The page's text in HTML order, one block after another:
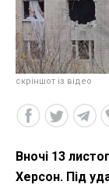
скріншот із відео
Вночі 13
Херсон. Під